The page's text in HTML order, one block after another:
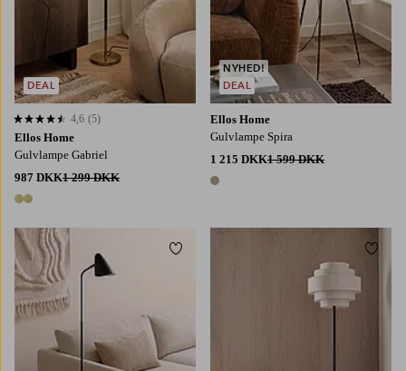
Ellos Home
Gulvlampe Gabriel
987 DKK1 299 DKK
2 farver
4,6 baseret på 5 bedømmelser
4,6 (5)
DEAL
Ellos Home
Gulvlampe Spira
1 215 DKK1 599 DKK
1 farve
NYHED!
DEAL
Tilføj til favoritter